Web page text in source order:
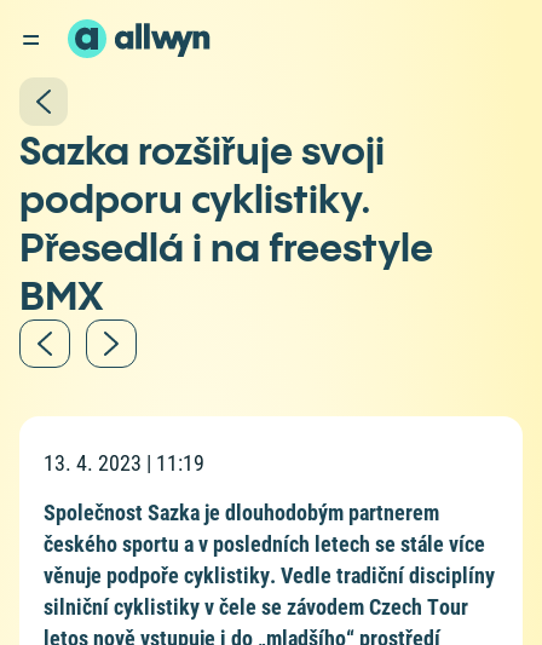
Sazka rozšiřuje svoji
podporu cyklistiky.
Přesedlá i na freestyle
BMX
13. 4. 2023 | 11:19
Společnost Sazka je dlouhodobým partnerem
českého sportu a v posledních letech se stále více
věnuje podpoře cyklistiky. Vedle tradiční disciplíny
silniční cyklistiky v čele se závodem Czech Tour
letos nově vstupuje i do „mladšího“ prostředí